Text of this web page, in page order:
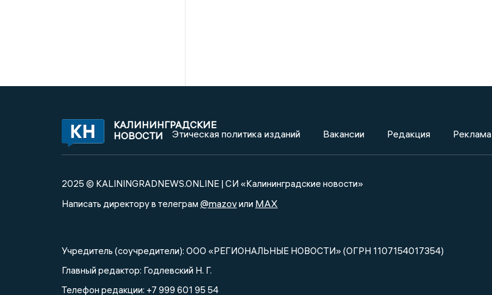
КАЛИНИНГРАДСКИЕ
НОВОСТИ
Этическая политика изданий Вакансии Редакция Реклама
2025 © KALININGRADNEWS.ONLINE | СИ «Калининградские новости»
Написать директору в телеграм @mazovили MAX
Учредитель (соучредители): ООО «РЕГИОНАЛЬНЫЕ НОВОСТИ» (ОГРН 1107154017354)
Главный редактор: Годлевский Н. Г.
Телефон редакции: +7 999 601 95 54